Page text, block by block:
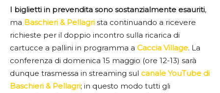
I biglietti in prevendita sono sostanzialmente esauriti,
ma Baschieri & Pellagri sta continuando a ricevere
richieste per il doppio incontro sulla ricarica di
cartucce a pallini in programma a Caccia Village. La
conferenza di domenica 15 maggio (ore 12-13) sarà
dunque trasmessa in streaming sul canale YouTube di
Baschieri & Pellagri; in questo modo tutti gli